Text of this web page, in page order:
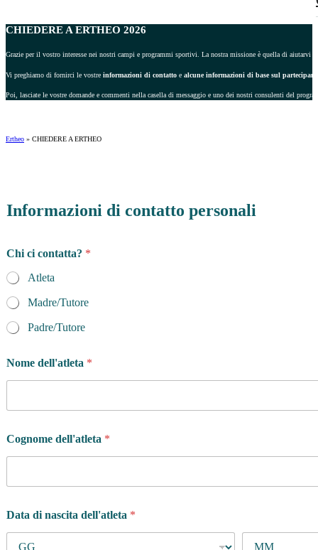
CHIEDERE A ERTHEO 2026
Grazie per il vostro interesse nei nostri campi e programmi sportivi. La nostra missione è quella di
Vi preghiamo di fornirci le vostre informazioni di contatto e alcune informazioni di base sul
Poi, lasciate le vostre domande e commenti nella casella di messaggio e uno dei nostri consulenti del
Ertheo » CHIEDERE A ERTHEO
Informazioni di contatto personali
Chi ci contatta? *
Atleta
Madre/Tutore
Padre/Tutore
Nome dell'atleta *
Cognome dell'atleta *
Data di nascita dell'atleta *